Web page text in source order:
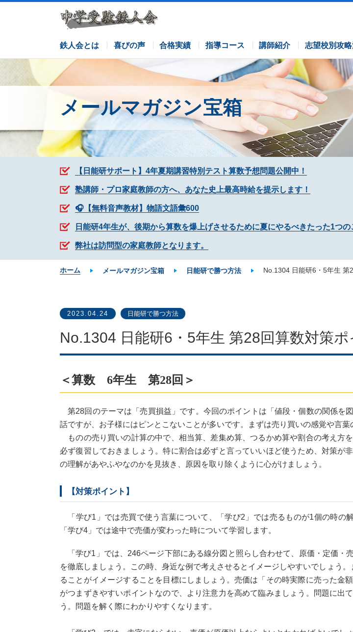
鉄人会とは 喜びの声 合格実績 指導コース
サピックスコース
栄光ゼミナールコース 各塾併用コース 講師紹介 志望校別攻
メールマガジン宝箱
【日能研サポート】4年夏期講習特別テスト算数予想問題公開中！
塾講師・プロ家庭教師の方へ、あなた史上最高時給を提示します！
🎧【無料音声教材】物語文語彙600
日能研4年生が、後期から算数を爆上げさせるために夏にやるべきたった1つの
弊社は訪問型の家庭教師となります。
ホーム メールマガジン宝箱 日能研で勝つ方法 No.1304 日能研6・5年生 第
2023.04.24 日能研で勝つ方法
No.1304 日能研6・5年生 第28回算数対策ポ
＜算数 6年生 第28回＞
第28回のテーマは「売買損益」です。今回のポイントは「値段・個数の関係を
話ですが、お子様にはピンとこないことが多いです。まずは売り買いの感覚や言葉
ものの売り買いの計算の中で、相当算、差集め算、つるかめ算や割合の考え方
必ず復習しておきましょう。特に割合は必ずと言っていいほど使うため、対策が
の理解があやふやなのかを見抜き、原因を取り除くように心がけましょう。
【対策ポイント】
「学び1」では売買で使う言葉について、「学び2」では売るものが1個の時の
「学び4」では途中で売価が変わった時について学習します。
「学び1」では、246ページ下部にある線分図と照らし合わせて、原価・定価・
を徹底しましょう。この時、身近な例で考えさせるとイメージしやすいでしょう
ることがイメージすることを目標にしましょう。売価は「その時実際に売った
がつまずきやすいポイントなので、より注意力を高めて臨みましょう。問題に出
う。問題を解く際にわかりやすくなります。